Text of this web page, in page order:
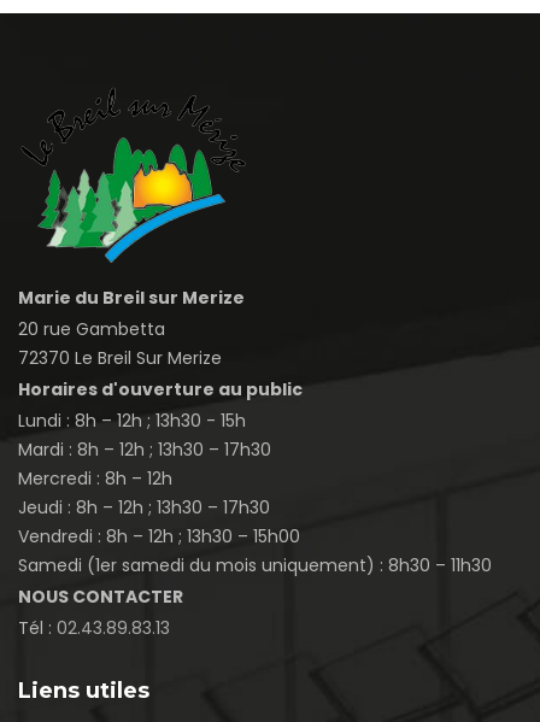
Marie du Breil sur Merize
20 rue Gambetta
72370 Le Breil Sur Merize
Horaires d'ouverture au public
Lundi : 8h – 12h ; 13h30 - 15h
Mardi : 8h – 12h ; 13h30 – 17h30
Mercredi : 8h – 12h
Jeudi : 8h – 12h ; 13h30 – 17h30
Vendredi : 8h – 12h ; 13h30 – 15h00
Samedi (1er samedi du mois uniquement) : 8h30 – 11h30
NOUS CONTACTER
Tél : 02.43.89.83.13
Liens utiles